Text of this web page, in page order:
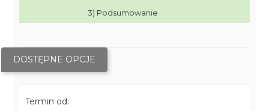
3) Podsumowanie
DOSTĘPNE OPCJE
Termin od: